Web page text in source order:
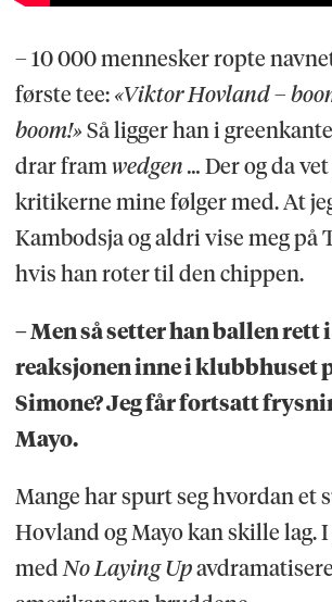
– 10 000 mennesker ropte
første tee: «Viktor Hovland –
boom!» Så ligger han i
drar framwedgen … Der og da
kritikerne mine følger med. At
Kambodsja og aldri vise meg på
hvis han roter til den chippen.
– Men så setter han ballen rett
reaksjonen inne i klubbhuset
Simone? Jeg får fortsatt
Mayo.
Mange har spurt seg hvordan et
Hovland og Mayo kan skille lag.
medNo Laying Up